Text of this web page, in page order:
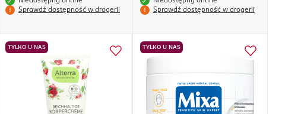
Sprawdź dostępność w drogerii
Sprawdź dostępność w drogerii
TYLKO U NAS TYLKO U NAS